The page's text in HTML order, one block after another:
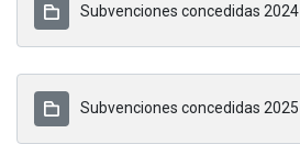
Subvenciones concedidas 2024
Subvenciones concedidas 2025